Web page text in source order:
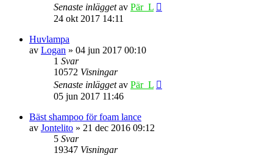
Senaste inläggetav Pär_L
24 okt 2017 14:11
Huvlampa
av Logan » 04 jun 2017 00:10
1 Svar
10572 Visningar
Senaste inläggetav Pär_L
05 jun 2017 11:46
Bäst shampoo för foam lance
av Jontelito » 21 dec 2016 09:12
5 Svar
19347 Visningar